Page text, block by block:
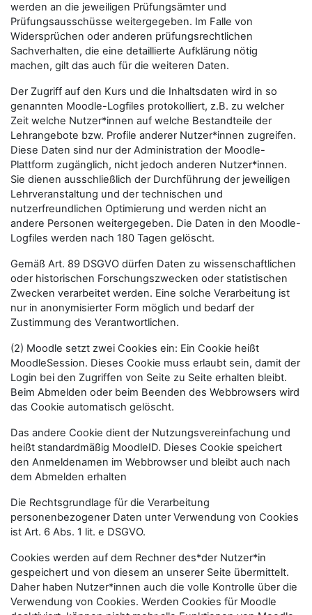
werden an die jeweiligen Prüfungsämter und
Prüfungsausschüsse weitergegeben. Im Falle von
Widersprüchen oder anderen prüfungsrechtlichen
Sachverhalten, die eine detaillierte Aufklärung nötig
machen, gilt das auch für die weiteren Daten.
Der Zugriff auf den Kurs und die Inhaltsdaten wird in so
genannten Moodle-Logfiles protokolliert, z.B. zu welcher
Zeit welche Nutzer*innen auf welche Bestandteile der
Lehrangebote bzw. Profile anderer Nutzer*innen zugreifen.
Diese Daten sind nur der Administration der Moodle-
Plattform zugänglich, nicht jedoch anderen Nutzer*innen.
Sie dienen ausschließlich der Durchführung der jeweiligen
Lehrveranstaltung und der technischen und
nutzerfreundlichen Optimierung und werden nicht an
andere Personen weitergegeben. Die Daten in den Moodle-
Logfiles werden nach 180 Tagen gelöscht.
Gemäß Art. 89 DSGVO dürfen Daten zu wissenschaftlichen
oder historischen Forschungszwecken oder statistischen
Zwecken verarbeitet werden. Eine solche Verarbeitung ist
nur in anonymisierter Form möglich und bedarf der
Zustimmung des Verantwortlichen.
(2) Moodle setzt zwei Cookies ein: Ein Cookie heißt
MoodleSession. Dieses Cookie muss erlaubt sein, damit der
Login bei den Zugriffen von Seite zu Seite erhalten bleibt.
Beim Abmelden oder beim Beenden des Webbrowsers wird
das Cookie automatisch gelöscht.
Das andere Cookie dient der Nutzungsvereinfachung und
heißt standardmäßig MoodleID. Dieses Cookie speichert
den Anmeldenamen im Webbrowser und bleibt auch nach
dem Abmelden erhalten
Die Rechtsgrundlage für die Verarbeitung
personenbezogener Daten unter Verwendung von Cookies
ist Art. 6 Abs. 1 lit. e DSGVO.
Cookies werden auf dem Rechner des*der Nutzer*in
gespeichert und von diesem an unserer Seite übermittelt.
Daher haben Nutzer*innen auch die volle Kontrolle über die
Verwendung von Cookies. Werden Cookies für Moodle